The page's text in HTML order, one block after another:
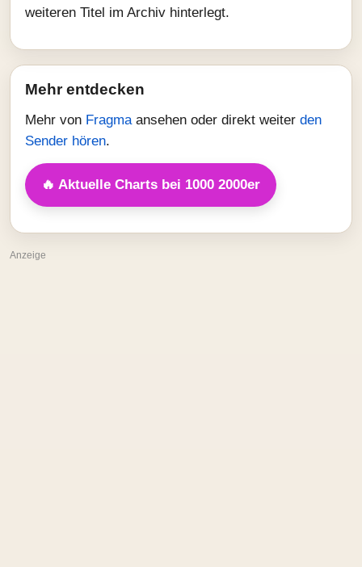
weiteren Titel im Archiv hinterlegt.
Mehr entdecken
Mehr von Fragma ansehen oder direkt weiter den
Sender hören.
🔥 Aktuelle Charts bei 1000 2000er
Anzeige